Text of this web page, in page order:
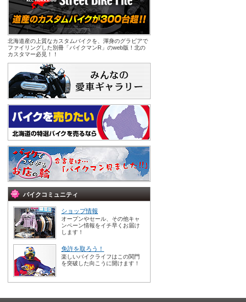
北海道産の上質なカスタムバイクを、渾身のグラビアで
ファイリングした別冊「バイクマンR」のweb版！北の
カスタマー必見！！
バイクコミュニティ
ショップ情報
オープンやセール、その他キャ
ンペーン情報をイチ早くお届け
します！
免許を取ろう！
楽しいバイクライフはこの関門
を突破した向こうに開けます！